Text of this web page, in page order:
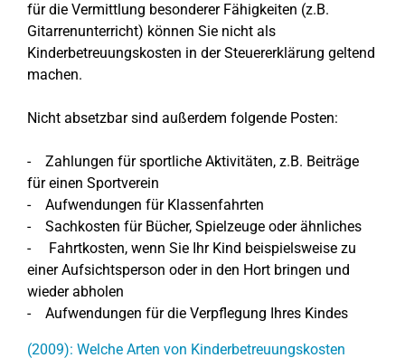
für die Vermittlung besonderer Fähigkeiten (z.B.
Gitarrenunterricht) können Sie nicht als
Kinderbetreuungskosten in der Steuererklärung geltend
machen.
Nicht absetzbar sind außerdem folgende Posten:
- Zahlungen für sportliche Aktivitäten, z.B. Beiträge
für einen Sportverein
- Aufwendungen für Klassenfahrten
- Sachkosten für Bücher, Spielzeuge oder ähnliches
- Fahrtkosten, wenn Sie Ihr Kind beispielsweise zu
einer Aufsichtsperson oder in den Hort bringen und
wieder abholen
- Aufwendungen für die Verpflegung Ihres Kindes
(2009): Welche Arten von Kinderbetreuungskosten